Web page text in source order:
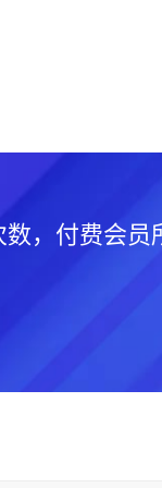
，付费会员